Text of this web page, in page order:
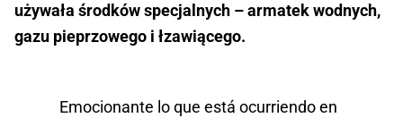
używała środków specjalnych – armatek wodnych,
gazu pieprzowego i łzawiącego.
Emocionante lo que está ocurriendo en